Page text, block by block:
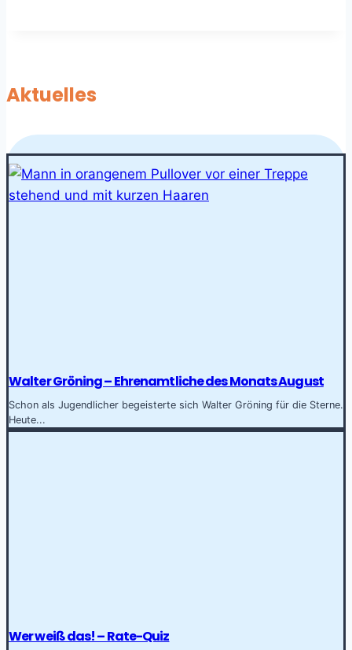
Aktuelles
Walter Gröning – Ehrenamtliche des Monats August
Schon als Jugendlicher begeisterte sich Walter Gröning für die Sterne.
Heute...
Wer weiß das! – Rate-Quiz